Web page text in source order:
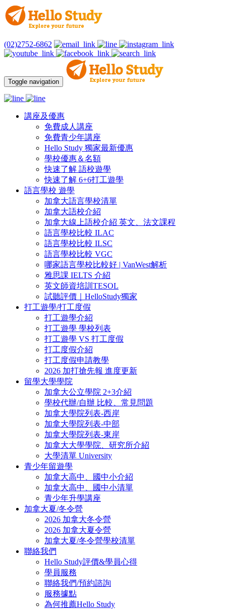
(02)2752-6862
Toggle navigation
講座及優惠
免費成人講座
免費青少年講座
Hello Study 獨家最新優惠
學校優惠＆名額
快速了解 語校遊學
快速了解 6+6打工遊學
語言學校 遊學
加拿大語言學校清單
加拿大語校介紹
加拿大線上語校介紹 英文、法文課程
語言學校比較 ILAC
語言學校比較 ILSC
語言學校比較 VGC
哪家語言學校比較好 | VanWest解析
雅思課 IELTS 介紹
英文師資培訓TESOL
試聽評價｜HelloStudy獨家
打工遊學/打工度假
打工遊學介紹
打工遊學 學校列表
打工遊學 VS 打工度假
打工度假介紹
打工度假申請教學
2026 加打搶先報 進度更新
留學大學學院
加拿大公立學院 2+3介紹
學校代辦/自辦 比較、常見問題
加拿大學院列表-西岸
加拿大學院列表-中部
加拿大學院列表-東岸
加拿大大學學院、研究所介紹
大學清單 University
青少年留遊學
加拿大高中、國中小介紹
加拿大高中、國中小清單
青少年升學講座
加拿大夏/冬令營
2026 加拿大冬令營
2026 加拿大夏令營
加拿大夏/冬令營學校清單
聯絡我們
Hello Study評價&學員心得
學員服務
聯絡我們/預約諮詢
服務據點
為何推薦Hello Study